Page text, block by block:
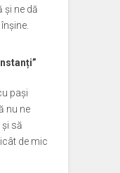
și ne dă
pași
nu ne
să
de mic